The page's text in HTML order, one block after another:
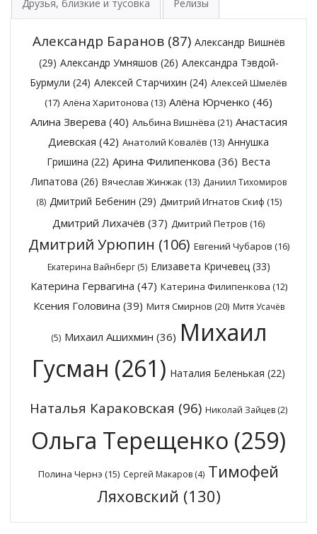
Друзья, близкие и тусовка Релизы
Александр Баранов(87) Александр Вишнёв
(29) Александр Умняшов (26) Александра Тэвдой-
Бурмули (24) Алексей Старчихин (24) Алексей Шмелёв
(17) Алёна Харитонова (13) Алёна Юрченко (46)
Алина Зверева (40) Альбина Вишнёва (21) Анастасия
Диевская (42) Анатолий Ковалёв (13) Аннушка
Гришина (22) Арина Филипенкова (36) Веста
Липатова (26) Вячеслав Жинжак (13) Даниил Тихомиров
(8) Дмитрий Бебенин (29) Дмитрий Игнатов Скиф (15)
Дмитрий Лихачёв (37) Дмитрий Петров (16)
Дмитрий Урюпин (106) Евгений Чубаров (16)
Екатерина Вайнберг(5) Елизавета Кричевец(33)
Катерина Гервагина (47) Катерина Филипенкова (12)
Ксения Головина (39) Митя Смирнов (20) Митя Усачёв
(5) Михаил Ашихмин (36) Михаил
Гусман (261) Наталия Беленькая (22)
Наталья Караковская (96) Николай Зайцев (2)
Ольга Терещенко (259)
Полина Чернэ (15) Сергей Макаров (4) Тимофей
Ляховский (130)